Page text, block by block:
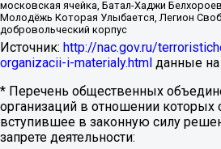
московская ячейка, Батал-Хаджи
Молодёжь Которая Улыбается, Легион
добровольческий корпус
Источник: http://nac.gov.ru/
organizacii-i-materialy.html данные на
* Перечень общественных
организаций в отношении которых
вступившее в законную силу
запрете деятельности: